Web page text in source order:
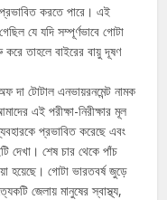
করতে পারে। এই
যে যদি সম্পূর্ণভাবে গোটা
তাহলে বাইরের বায়ু দূষণ
দা টোটাল এনভায়রনমেন্ট নামক
এই পরীক্ষা-নিরীক্ষার মূল
প্রভাবিত করেছে এবং
দেখা। শেষ চার থেকে পাঁচ
হয়েছে। গোটা ভারতবর্ষ জুড়ে
জেলায় মানুষের স্বাস্থ্য,